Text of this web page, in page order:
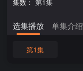
集数： 第1集
选集播放 单集介绍
第1集